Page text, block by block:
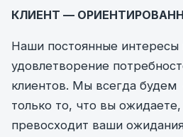
КЛИЕНТ —
Наши постоянные интересы
удовлетворение
клиентов. Мы всегда будем
только то, что вы
превосходит ваши